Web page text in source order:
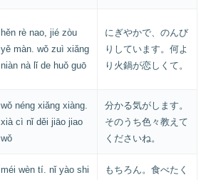
hěn rè nao, jié zòu
yě màn. wǒ zuì xiǎng
niàn nà lǐ de huǒ guō
にぎやかで、のんび
りしています。何よ
り火鍋が恋しくて。
wǒ néng xiǎng xiàng.
xià cì nǐ děi jiāo jiao
wǒ
分かる気がします。
そのうち色々教えて
くださいね。
méi wèn tí. nǐ yào shi
もちろん。食べたく